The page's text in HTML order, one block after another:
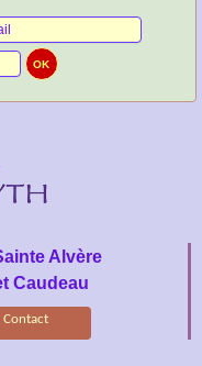
Alvère
Caudeau
Contact